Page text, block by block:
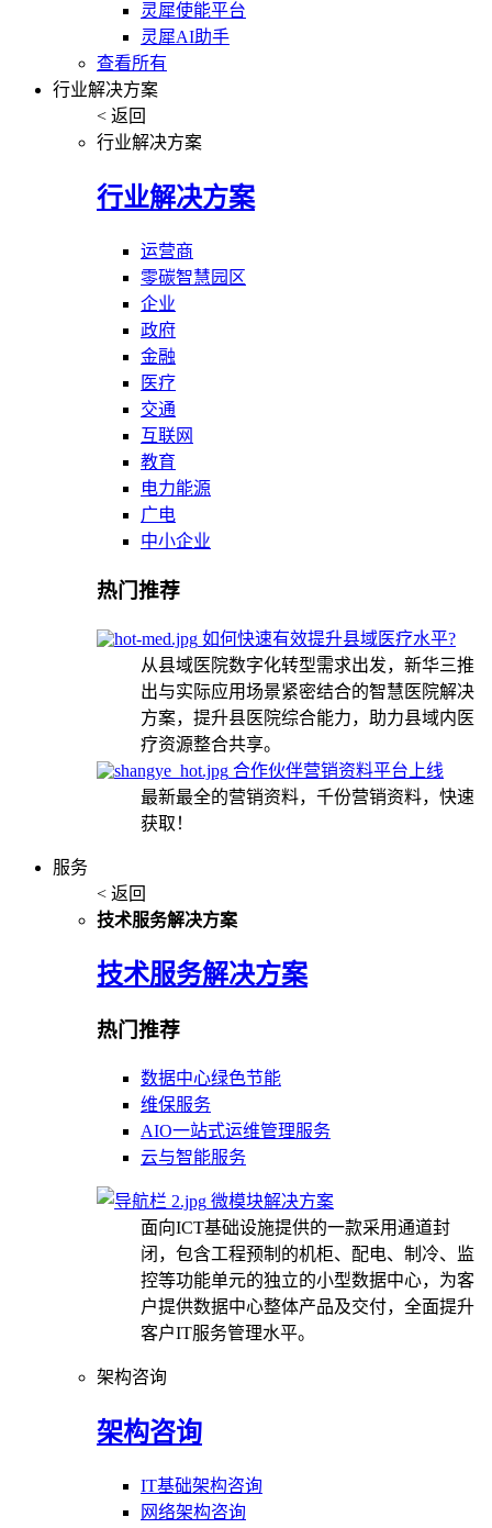
灵犀使能平台
灵犀AI助手
查看所有
行业解决方案
< 返回
行业解决方案
行业解决方案
运营商
零碳智慧园区
企业
政府
金融
医疗
交通
互联网
教育
电力能源
广电
中小企业
热门推荐
如何快速有效提升县域医疗水平?
从县域医院数字化转型需求出发，新华三推
出与实际应用场景紧密结合的智慧医院解决
方案，提升县医院综合能力，助力县域内医
疗资源整合共享。
合作伙伴营销资料平台上线
最新最全的营销资料，千份营销资料，快速
获取！
服务
< 返回
技术服务解决方案
技术服务解决方案
热门推荐
数据中心绿色节能
维保服务
AIO一站式运维管理服务
云与智能服务
微模块解决方案
面向ICT基础设施提供的一款采用通道封
闭，包含工程预制的机柜、配电、制冷、监
控等功能单元的独立的小型数据中心，为客
户提供数据中心整体产品及交付，全面提升
客户IT服务管理水平。
架构咨询
架构咨询
IT基础架构咨询
网络架构咨询